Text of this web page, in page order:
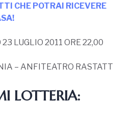
CHE POTRAI RICEVERE
LUGLIO 2011 ORE 22,00
– ANFITEATRO RASTATT
LOTTERIA: